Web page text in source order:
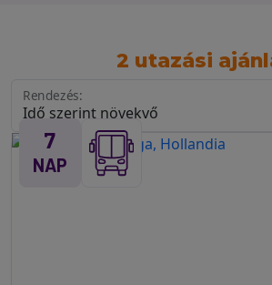
2 utazási
Rendezés:
7
NAP